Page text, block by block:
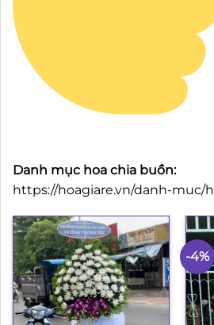
Danh mục hoa chia buồn:
https://hoagiare.vn/danh-muc/
-4%